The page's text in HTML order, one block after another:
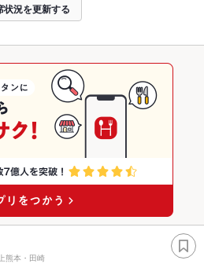
状況を更新する
熊本・田崎